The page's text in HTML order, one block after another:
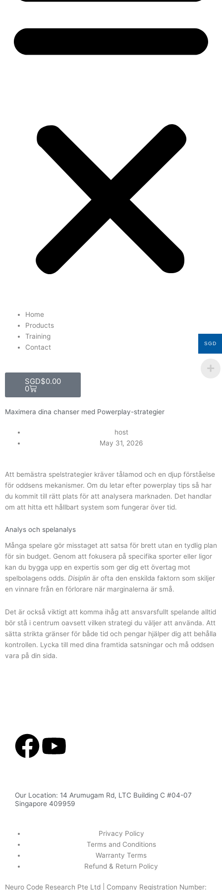
Home
Products
Training
Contact
SGD$0.00
0
Cart
Maximera dina chanser med Powerplay-strategier
host
May 31, 2026
Att bemästra spelstrategier kräver tålamod och en djup förståelse
för oddsens mekanismer. Om du letar efter powerplay tips så har
du kommit till rätt plats för att analysera marknaden. Det handlar
om att hitta ett hållbart system som fungerar över tid.
Analys och spelanalys
Många spelare gör misstaget att satsa för brett utan en tydlig plan
för sin budget. Genom att fokusera på specifika sporter eller ligor
kan du bygga upp en expertis som ger dig ett övertag mot
spelbolagens odds. Disiplin är ofta den enskilda faktorn som skiljer
en vinnare från en förlorare när marginalerna är små.
Det är också viktigt att komma ihåg att ansvarsfullt spelande alltid
bör stå i centrum oavsett vilken strategi du väljer att använda. Att
sätta strikta gränser för både tid och pengar hjälper dig att behålla
kontrollen. Lycka till med dina framtida satsningar och må oddsen
vara på din sida.
F
c
Y
u
Our Location: 14 Arumugam Rd, LTC Building C #04-07
Singapore 409959
Privacy Policy
Terms and Conditions
Warranty Terms
Refund & Return Policy
Neuro Code Research Pte Ltd | Company Registration Number:
SGD